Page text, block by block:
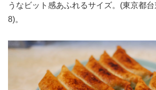
うなビット感あふれるサイズ。(東京都
8)。